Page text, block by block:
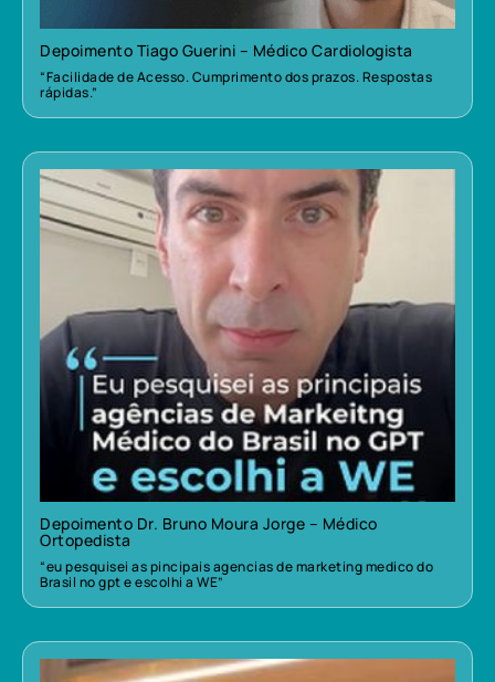
Depoimento Tiago Guerini – Médico Cardiologista
“Facilidade de Acesso. Cumprimento dos prazos. Respostas
rápidas.”
Depoimento Dr. Bruno Moura Jorge – Médico
Ortopedista
“eu pesquisei as pincipais agencias de marketing medico do
Brasil no gpt e escolhi a WE”